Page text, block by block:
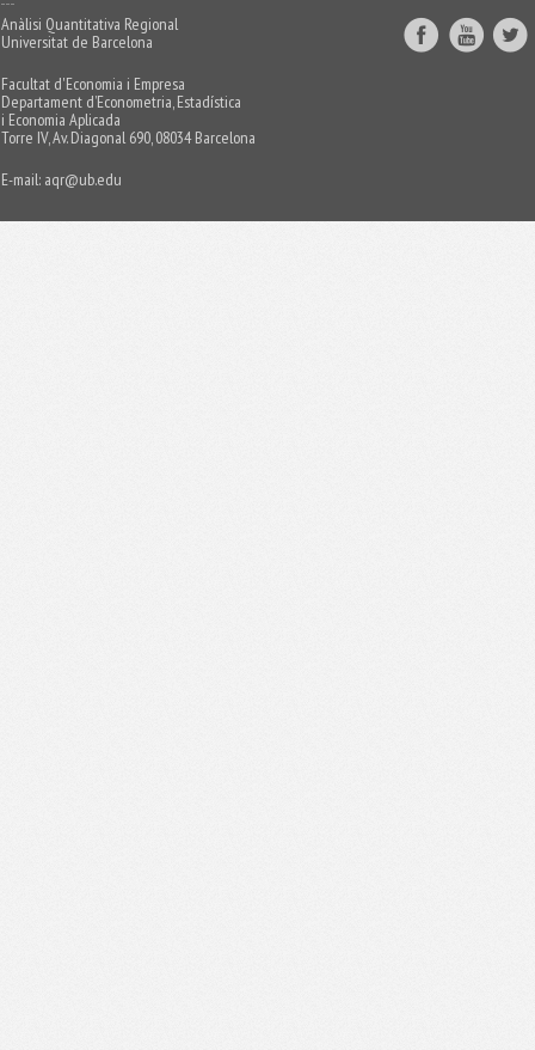
Anàlisi Quantitativa Regional
Universitat de Barcelona
Facultat d'Economia i Empresa
Departament d’Econometria, Estadística
i Economia Aplicada
Torre IV, Av. Diagonal 690, 08034 Barcelona
E-mail: aqr@ub.edu